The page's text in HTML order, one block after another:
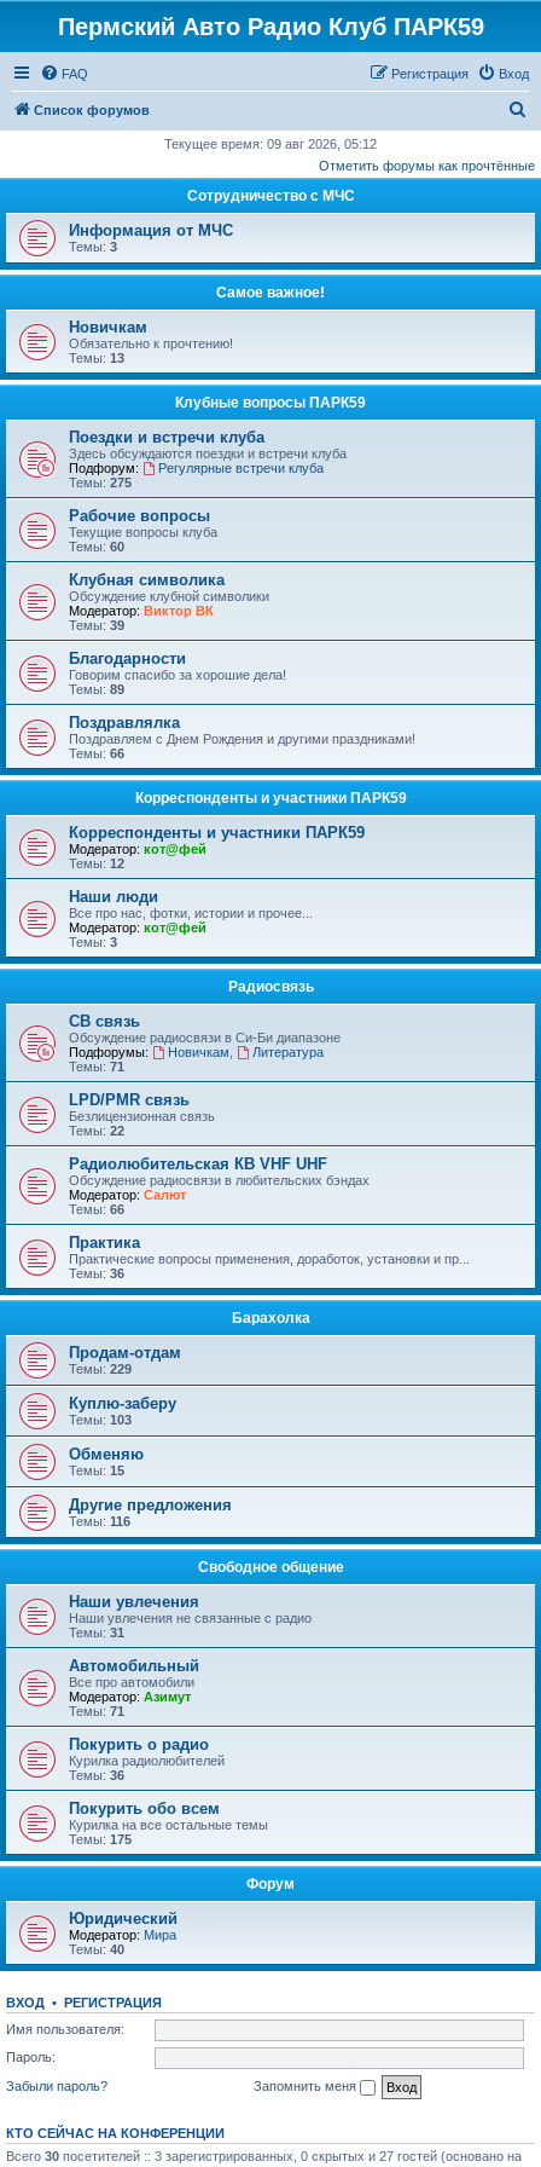
Пермский Авто Радио Клуб ПАРК59
FAQ Вход
Регистрация
Список форумов
и
Текущее время: 09 авг 2026, 05:12
Отметить форумы как прочтённые
Сотрудничество с МЧС
Информация от МЧС
Темы: 3
Самое важное!
Новичкам
Обязательно к прочтению!
Темы: 13
Клубные вопросы ПАРК59
Поездки и встречи клуба
Здесь обсуждаются поездки и встречи клуба
Подфорум:
Регулярные встречи клуба
Темы: 275
Рабочие вопросы
Текущие вопросы клуба
Темы: 60
Клубная символика
Обсуждение клубной символики
Модератор: Виктор ВК
Темы: 39
Благодарности
Говорим спасибо за хорошие дела!
Темы: 89
Поздравлялка
Поздравляем с Днем Рождения и другими праздниками!
Темы: 66
Корреспонденты и участники ПАРК59
Корреспонденты и участники ПАРК59
Модератор: кот@фей
Темы: 12
Наши люди
Все про нас, фотки, истории и прочее...
Модератор: кот@фей
Темы: 3
Радиосвязь
СВ связь
Обсуждение радиосвязи в Си-Би диапазоне
Подфорумы:
Новичкам
Литература
Темы: 71
LPD/PMR связь
Безлицензионная связь
Темы: 22
Радиолюбительская КВ VHF UHF
Обсуждение радиосвязи в любительских бэндах
Модератор: Салют
Темы: 66
Практика
Практические вопросы применения, доработок, установки и пр...
Темы: 36
Барахолка
Продам-отдам
Темы: 229
Куплю-заберу
Темы: 103
Обменяю
Темы: 15
Другие предложения
Темы: 116
Свободное общение
Наши увлечения
Наши увлечения не связанные с радио
Темы: 31
Автомобильный
Все про автомобили
Модератор: Азимут
Темы: 71
Покурить о радио
Курилка радиолюбителей
Темы: 36
Покурить обо всем
Курилка на все остальные темы
Темы: 175
Форум
Юридический
Модератор: Мира
Темы: 40
ВХОД • РЕГИСТРАЦИЯ
Имя пользователя:
Пароль:
Забыли пароль?
Запомнить меня
КТО СЕЙЧАС НА КОНФЕРЕНЦИИ
Всего 30 посетителей :: 3 зарегистрированных, 0 скрытых и 27 гостей (основано на